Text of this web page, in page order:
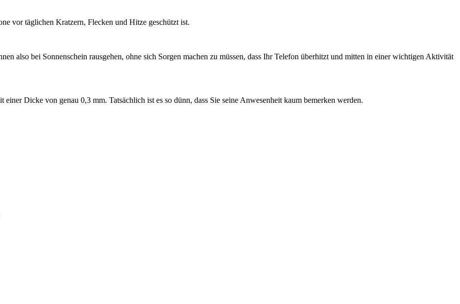
vor täglichen Kratzern, Flecken und Hitze geschützt ist.
also bei Sonnenschein rausgehen, ohne sich Sorgen machen zu müssen, dass Ihr Telefon überhitzt und mitten in einer wichtigen Aktivität
Dicke von genau 0,3 mm. Tatsächlich ist es so dünn, dass Sie seine Anwesenheit kaum bemerken werden.